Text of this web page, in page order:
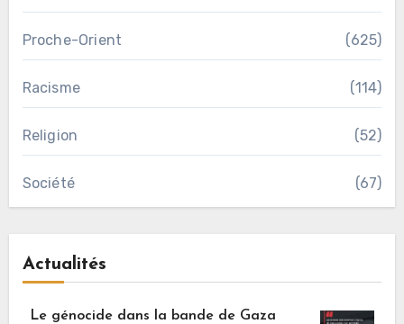
Proche-Orient (625)
Racisme (114)
Religion (52)
Société (67)
Actualités
Le génocide dans la bande de Gaza